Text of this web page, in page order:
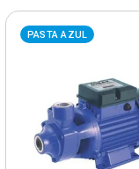
PASTA AZUL